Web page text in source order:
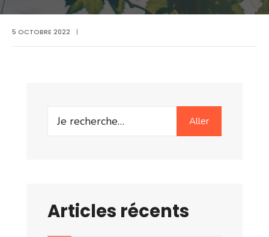
5 OCTOBRE 2022 |
Search
Aller
Articles récents